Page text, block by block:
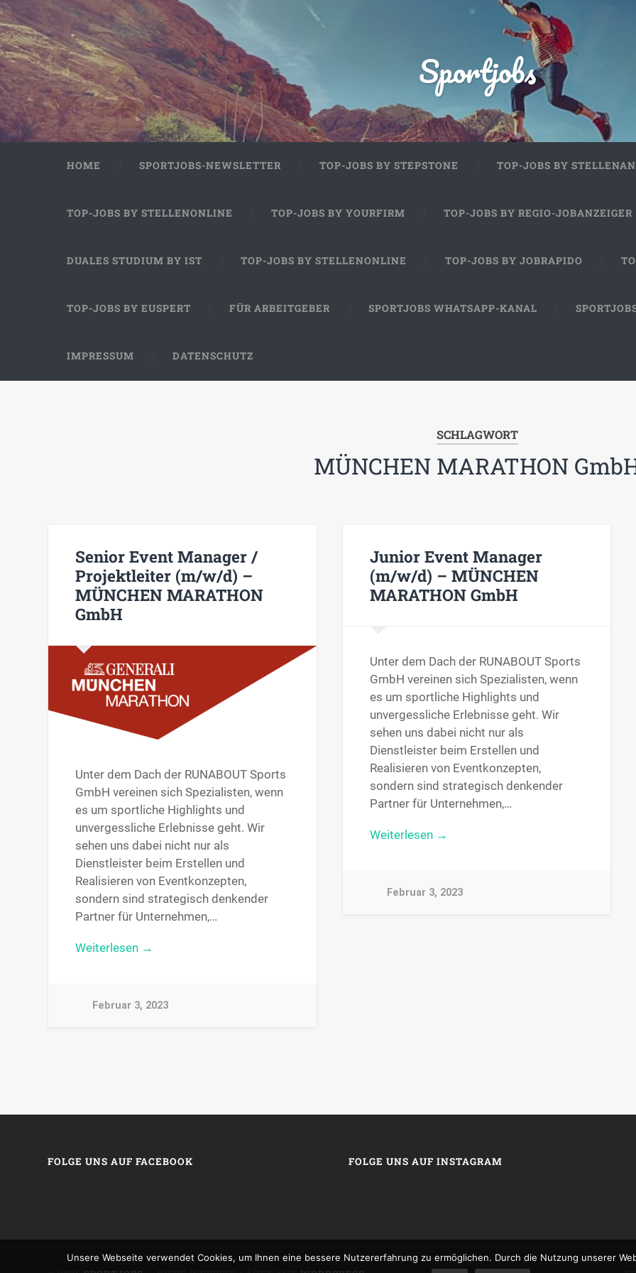
Sportjobs
HOME SPORTJOBS-NEWSLETTER TOP-JOBS BY STEPSTONE TOP-JOBS BY
TOP-JOBS BY STELLENONLINE TOP-JOBS BY YOURFIRM TOP-JOBS BY REGIO-JOBANZEIGER
DUALES STUDIUM BY IST TOP-JOBS BY STELLENONLINE TOP-JOBS BY JOBRAPIDO
TOP-JOBS BY EUSPERT FÜR ARBEITGEBER SPORTJOBS WHATSAPP-KANAL
IMPRESSUM DATENSCHUTZ
SCHLAGWORT
MÜNCHEN MARATHON
Senior Event Manager /
Projektleiter (m/w/d) –
MÜNCHEN MARATHON
GmbH
Unter dem Dach der RUNABOUT Sports
GmbH vereinen sich Spezialisten, wenn
es um sportliche Highlights und
unvergessliche Erlebnisse geht. Wir
sehen uns dabei nicht nur als
Dienstleister beim Erstellen und
Realisieren von Eventkonzepten,
sondern sind strategisch denkender
Partner für Unternehmen,…
Weiterlesen →
Februar 3, 2023
Junior Event Manager
(m/w/d) – MÜNCHEN
MARATHON GmbH
Unter dem Dach der RUNABOUT Sports
GmbH vereinen sich Spezialisten, wenn
es um sportliche Highlights und
unvergessliche Erlebnisse geht. Wir
sehen uns dabei nicht nur als
Dienstleister beim Erstellen und
Realisieren von Eventkonzepten,
sondern sind strategisch denkender
Partner für Unternehmen,…
Weiterlesen →
Februar 3, 2023
FOLGE UNS AUF FACEBOOK FOLGE UNS AUF INSTAGRAM
Unsere Webseite verwendet Cookies, um Ihnen eine bessere Nutzererfahrung zu ermöglichen. Durch die Nutzung unserer